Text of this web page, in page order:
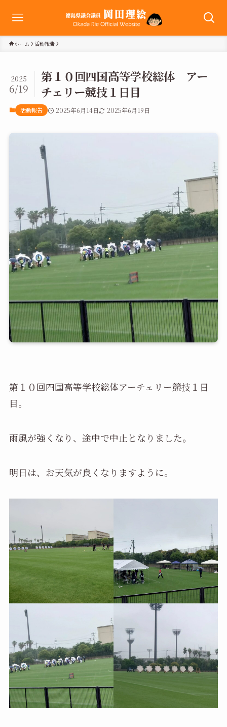
ホーム 活動報告
第１０回四国高等学校総体 アー
チェリー競技１日目
2025
6/19
活動報告 2025年6月14日 2025年6月19日
第１０回四国高等学校総体アーチェリー競技１日
目。
雨風が強くなり、途中で中止となりました。
明日は、お天気が良くなりますように。